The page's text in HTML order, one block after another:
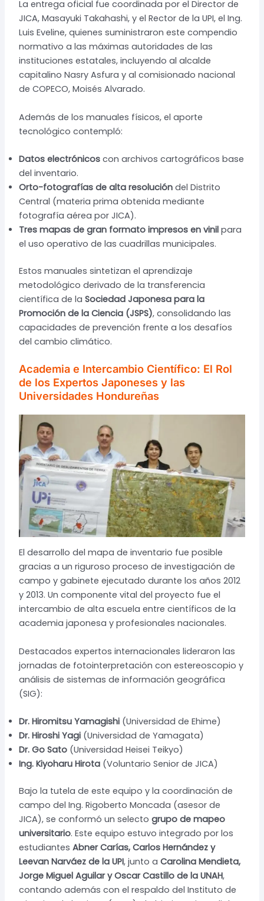
La entrega oficial fue coordinada por el Director de
JICA, Masayuki Takahashi, y el Rector de la UPI, el Ing.
Luis Eveline, quienes suministraron este compendio
normativo a las máximas autoridades de las
instituciones estatales, incluyendo al alcalde
capitalino Nasry Asfura y al comisionado nacional
de COPECO, Moisés Alvarado.
Además de los manuales físicos, el aporte
tecnológico contempló:
Datos electrónicoscon archivos cartográficos base
del inventario.
Orto-fotografías de alta resolucióndel Distrito
Central (materia prima obtenida mediante
fotografía aérea por JICA).
Tres mapas de gran formato impresos en vinilpara
el uso operativo de las cuadrillas municipales.
Estos manuales sintetizan el aprendizaje
metodológico derivado de la transferencia
científica de la Sociedad Japonesa para la
Promoción de la Ciencia (JSPS), consolidando las
capacidades de prevención frente a los desafíos
del cambio climático.
Academia e Intercambio Científico: El Rol
de los Expertos Japoneses y las
Universidades Hondureñas
El desarrollo del mapa de inventario fue posible
gracias a un riguroso proceso de investigación de
campo y gabinete ejecutado durante los años 2012
y 2013. Un componente vital del proyecto fue el
intercambio de alta escuela entre científicos de la
academia japonesa y profesionales nacionales.
Destacados expertos internacionales lideraron las
jornadas de fotointerpretación con estereoscopio y
análisis de sistemas de información geográfica
(SIG):
Dr. Hiromitsu Yamagishi(Universidad de Ehime)
Dr. Hiroshi Yagi(Universidad de Yamagata)
Dr. Go Sato(Universidad Heisei Teikyo)
Ing. Kiyoharu Hirota(Voluntario Senior de JICA)
Bajo la tutela de este equipo y la coordinación de
campo del Ing. Rigoberto Moncada (asesor de
JICA), se conformó un selecto grupo de mapeo
universitario. Este equipo estuvo integrado por los
estudiantes Abner Carías, Carlos Hernández y
Leevan Narváez de la UPI, junto a Carolina Mendieta,
Jorge Miguel Aguilar y Oscar Castillo de la UNAH,
contando además con el respaldo del Instituto de